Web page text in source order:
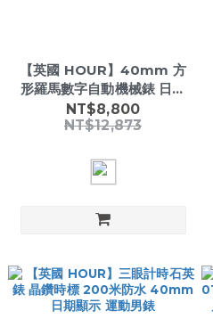
【英國 HOUR】40mm 方
形羅馬數字自動機械錶 日期
顯示 200米防水 精鋼男錶
NT$8,800
NT$12,873